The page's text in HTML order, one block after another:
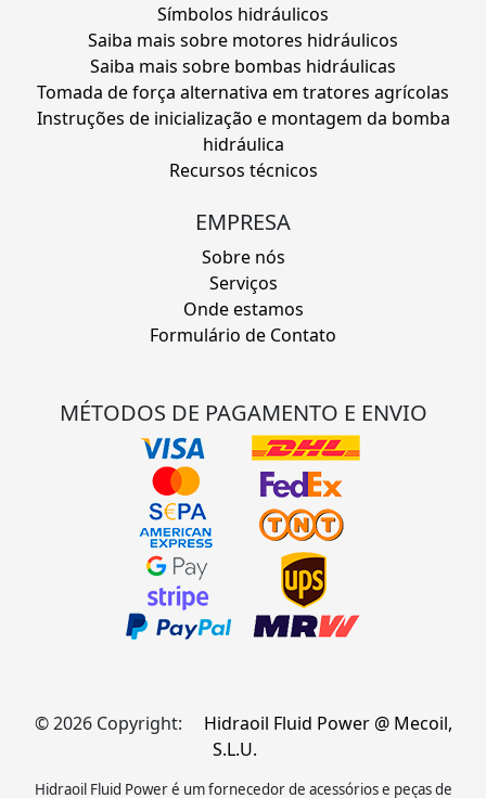
Símbolos hidráulicos
Saiba mais sobre motores hidráulicos
Saiba mais sobre bombas hidráulicas
Tomada de força alternativa em tratores agrícolas
Instruções de inicialização e montagem da bomba
hidráulica
Recursos técnicos
EMPRESA
Sobre nós
Serviços
Onde estamos
Formulário de Contato
MÉTODOS DE PAGAMENTO E ENVIO
© 2026 Copyright:
Hidraoil Fluid Power @ Mecoil,
S.L.U.
Hidraoil Fluid Power é um fornecedor de acessórios e peças de